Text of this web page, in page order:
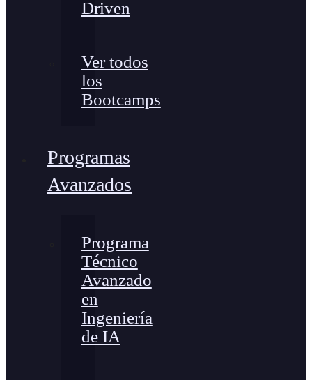
Driven
Ver todos
los
Bootcamps
Programas
Avanzados
Programa
Técnico
Avanzado
en
Ingeniería
de IA